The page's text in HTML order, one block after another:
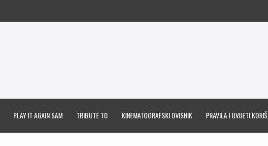
PLAY IT AGAIN SAM TRIBUTE TO KINEMATOGRAFSKI OVISNIK PRAVILA I UVIJETI